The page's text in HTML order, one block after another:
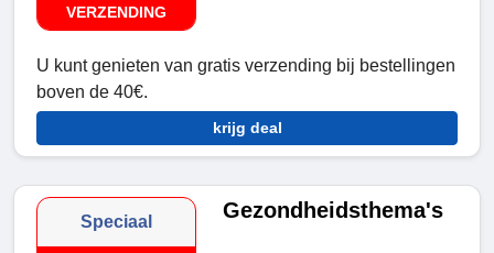
VERZENDING
U kunt genieten van gratis verzending bij bestellingen
boven de 40€.
krijg deal
Speciaal Gezondheidsthema's